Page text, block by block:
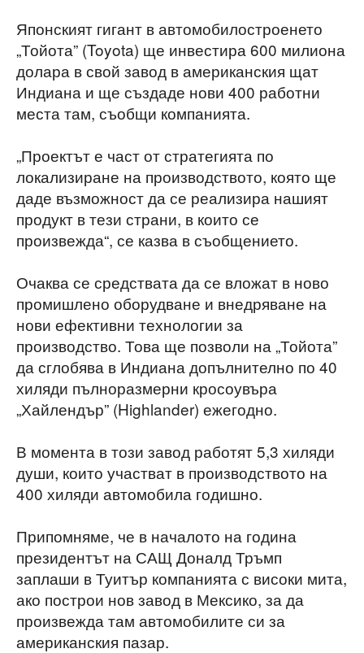
Японският гигант в автомобилостроенето
„Тойота” (Toyota) ще инвестира 600 милиона
долара в свой завод в американския щат
Индиана и ще създаде нови 400 работни
места там, съобщи компанията.
„Проектът е част от стратегията по
локализиране на производството, която ще
даде възможност да се реализира нашият
продукт в тези страни, в които се
произвежда“, се казва в съобщението.
Очаква се средствата да се вложат в ново
промишлено оборудване и внедряване на
нови ефективни технологии за
производство. Това ще позволи на „Тойота”
да сглобява в Индиана допълнително по 40
хиляди пълноразмерни кросоувъра
„Хайлендър” (Highlander) ежегодно.
В момента в този завод работят 5,3 хиляди
души, които участват в производството на
400 хиляди автомобила годишно.
Припомняме, че в началото на година
президентът на САЩ Доналд Тръмп
заплаши в Туитър компанията с високи мита,
ако построи нов завод в Мексико, за да
произвежда там автомобилите си за
американския пазар.